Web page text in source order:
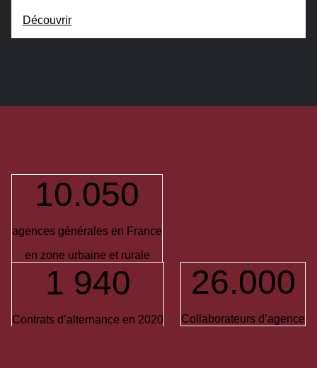
Découvrir
10.050
agences générales en France
en zone urbaine et rurale
1 940
Contrats d’alternance en 2020
26.000
Collaborateurs d’agence